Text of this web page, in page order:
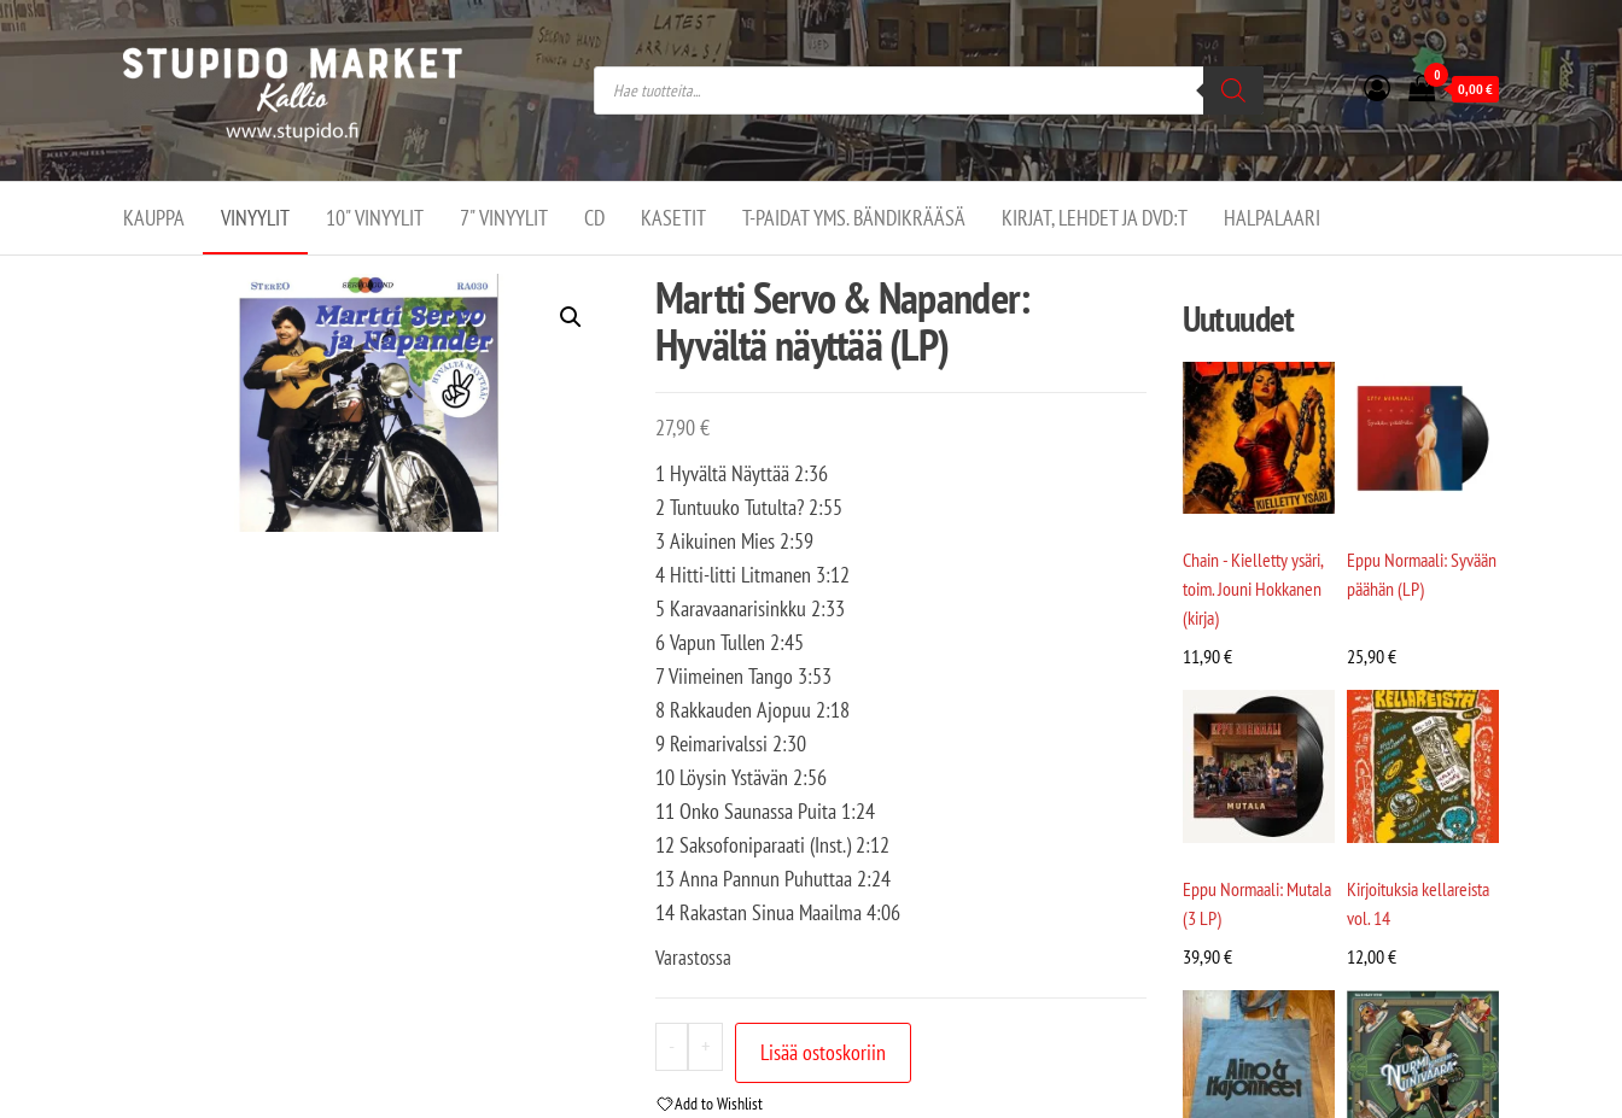
Stupido
Market –
verkossa
ja
kivijalassa
Stupido Market on
vaihtoehtomusaan
erikoistunut
verkko- sekä
kivijalkakauppa
Helsingissä
Kallion
0
0,00€
KAUPPA VINYYLIT 10" VINYYLIT 7" VINYYLIT CD KASETIT T-PAIDAT YMS. BÄNDIKRÄÄSÄ KIRJAT, LEHDET JA DVD:T HALPALAARI
Martti Servo & Napander:
Hyvältä näyttää (LP)
27,90€
1 Hyvältä Näyttää 2:36
2 Tuntuuko Tutulta? 2:55
3 Aikuinen Mies 2:59
4 Hitti-litti Litmanen 3:12
5 Karavaanarisinkku 2:33
6 Vapun Tullen 2:45
7 Viimeinen Tango 3:53
8 Rakkauden Ajopuu 2:18
9 Reimarivalssi 2:30
10 Löysin Ystävän 2:56
11 Onko Saunassa Puita 1:24
12 Saksofoniparaati (Inst.) 2:12
13 Anna Pannun Puhuttaa 2:24
14 Rakastan Sinua Maailma 4:06
Varastossa
- + Lisää ostoskoriin
Add to Wishlist
Uutuudet
Chain - Kielletty ysäri,
toim. Jouni Hokkanen
(kirja)
11,90€
Eppu Normaali: Syvään
päähän (LP)
25,90€
Eppu Normaali: Mutala
(3 LP)
39,90€
Kirjoituksia kellareista
vol. 14
12,00€